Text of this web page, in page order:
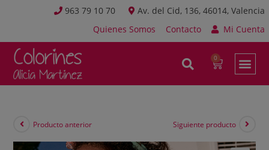
963 79 10 70
Av. del Cid, 136, 46014, Valencia
Quienes Somos
Contacto Mi Cuenta
Producto anterior Siguiente producto